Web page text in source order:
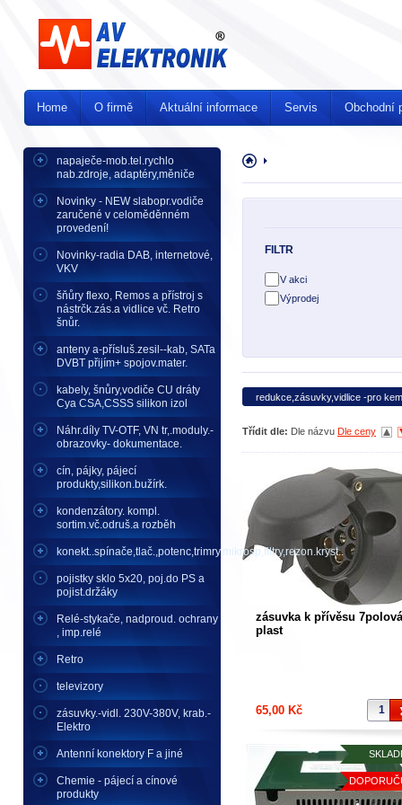
napaječe-mob.tel.rychlo
nab.zdroje, adaptéry,měniče
Novinky - NEW slabopr.vodiče
zaručené v celoměděnném
provedení!
Novinky-radia DAB, internetové,
VKV
šňůry flexo, Remos a přístroj s
nástrčk.zás.a vidlice vč. Retro
šnůr.
anteny a-přísluš.zesil--kab, SATa
DVBT přijím+ spojov.mater.
kabely, šnůry,vodiče CU dráty
Cya CSA,CSSS silikon izol
Náhr.díly TV-OTF, VN tr,.moduly.-
obrazovky- dokumentace.
cín, pájky, pájecí
produkty,silikon.bužírk.
kondenzátory. kompl.
sortim.vč.odruš.a rozběh
konekt..spínače,tlač.,potenc,trimry,mikrosp,filtry,rezon.kryst..
pojistky sklo 5x20, poj.do PS a
pojist.držáky
Relé-stykače, nadproud. ochrany
, imp.relé
Retro
televizory
zásuvky.-vidl. 230V-380V, krab.-
Elektro
Antenní konektory F a jiné
Chemie - pájecí a cínové
produkty
Úvodní
stránka
FILTR
V akci
Výprodej
redukce,zásuvky,vidlice -pro
Třídit dle: Dle názvu Dle ceny
zásuvka k přívěsu 7polová
plast
65,00 Kč
Home O firmě Aktuální informace Servis Obchodní